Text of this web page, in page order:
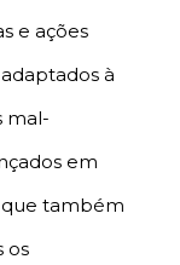
e ações
à
mal-
em
que também
os